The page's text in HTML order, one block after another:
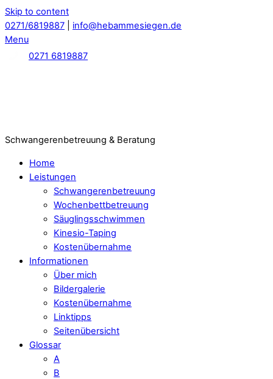
Skip to content
0271/6819887
info@hebammesiegen.de
Menu
0271 6819887
Schwangerenbetreuung & Beratung
Home
Leistungen
Schwangerenbetreuung
Wochenbettbetreuung
Säuglingsschwimmen
Kinesio-Taping
Kostenübernahme
Informationen
Über mich
Bildergalerie
Kostenübernahme
Linktipps
Seitenübersicht
Glossar
A
B